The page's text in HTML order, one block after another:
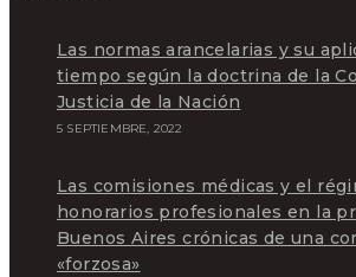
Las normas arancelarias y su
tiempo según la doctrina de la
Justicia de la Nación
5 SEPTIEMBRE, 2022
Las comisiones médicas y el
honorarios profesionales en la
Buenos Aires crónicas de una
«forzosa»